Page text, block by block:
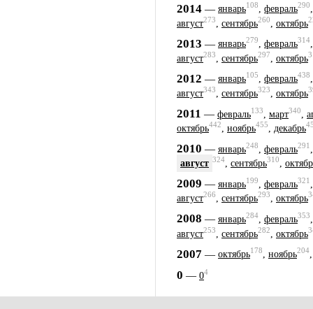
2014 — январь108, февраль290
август273 сентябрь260 октябрь
2013 — январь279, февраль314
август283 сентябрь297 октябрь
2012 — январь105, февраль438
август343, сентябрь323, октябрь
2011 — февраль133 март340
октябрь442, ноябрь455, декабрь
2010 — январь248 февраль291
август 324, сентябрь310,
2009 — январь199 февраль321
август266, сентябрь293, октябрь
2008 — январь284 февраль353
август253 сентябрь282 октябрь
2007 — октябрь178, ноябрь204
0 — 04